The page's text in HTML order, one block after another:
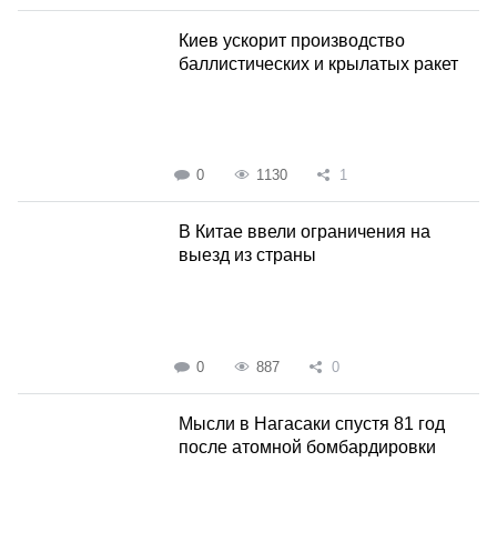
Киев ускорит производство
баллистических и крылатых ракет
0 1130 1
В Китае ввели ограничения на
выезд из страны
0 887 0
Мысли в Нагасаки спустя 81 год
после атомной бомбардировки